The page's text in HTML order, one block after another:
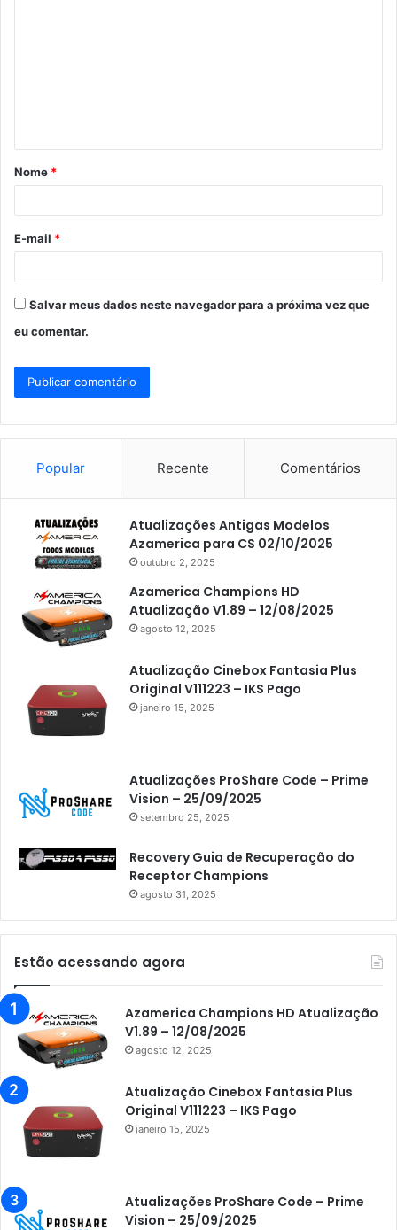
á
r
*
Nome *
E-mail *
Salvar meus dados neste navegador para a próxima vez que
eu comentar.
Popular Recente Comentários
Atualizações Antigas Modelos
Azamerica para CS 02/10/2025
outubro 2, 2025
Azamerica Champions HD
Atualização V1.89 – 12/08/2025
agosto 12, 2025
Atualização Cinebox Fantasia Plus
Original V111223 – IKS Pago
janeiro 15, 2025
Atualizações ProShare Code – Prime
Vision – 25/09/2025
setembro 25, 2025
Recovery Guia de Recuperação do
Receptor Champions
agosto 31, 2025
Estão acessando agora
Azamerica Champions HD Atualização
V1.89 – 12/08/2025
agosto 12, 2025
Atualização Cinebox Fantasia Plus
Original V111223 – IKS Pago
janeiro 15, 2025
Atualizações ProShare Code – Prime
Vision – 25/09/2025